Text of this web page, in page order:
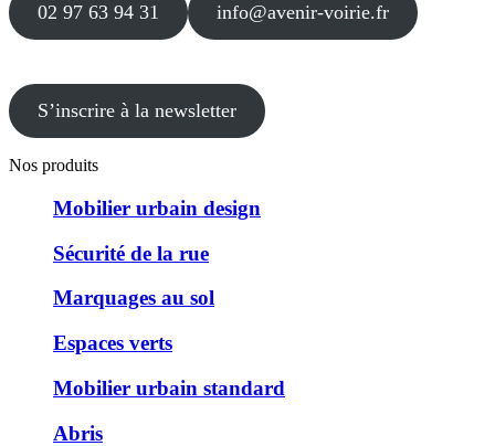
02 97 63 94 31 info@avenir-voirie.fr
S’inscrire à la newsletter
Nos produits
Mobilier urbain design
Sécurité de la rue
Marquages au sol
Espaces verts
Mobilier urbain standard
Abris